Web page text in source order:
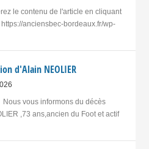
le contenu de l'article en cliquant
anciensbec-bordeaux.fr/wp-
d'Alain NEOLIER
Nous vous informons du décès
,73 ans,ancien du Foot et actif